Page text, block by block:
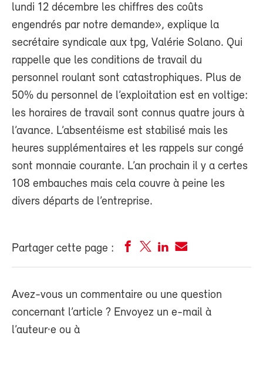
lundi 12 décembre les chiffres des coûts
engendrés par notre demande», explique la
secrétaire syndicale aux tpg, Valérie Solano. Qui
rappelle que les conditions de travail du
personnel roulant sont catastrophiques. Plus de
50% du personnel de l’exploitation est en voltige:
les horaires de travail sont connus quatre jours à
l’avance. L’absentéisme est stabilisé mais les
heures supplémentaires et les rappels sur congé
sont monnaie courante. L’an prochain il y a certes
108 embauches mais cela couvre à peine les
divers départs de l’entreprise.
Partager cette page :
Avez-vous un commentaire ou une question
concernant l’article ? Envoyez un e-mail à
l’auteur·e ou à